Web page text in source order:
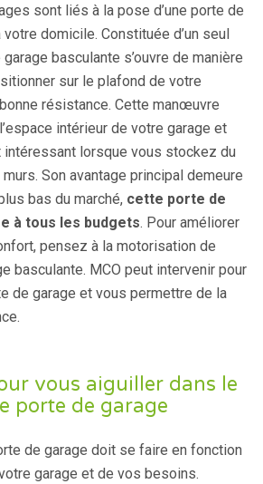
sont liés à la pose d’une porte de
domicile. Constituée d’un seul
basculante s’ouvre de manière
sur le plafond de votre
résistance. Cette manœuvre
intérieur de votre garage et
lorsque vous stockez du
Son avantage principal demeure
bas du marché, cette porte de
à tous les budgets. Pour améliorer
pensez à la motorisation de
basculante. MCO peut intervenir pour
de garage et vous permettre de la
vous aiguiller dans le
porte de garage
de garage doit se faire en fonction
garage et de vos besoins.